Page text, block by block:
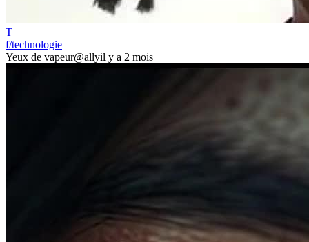
T
f/technologie
Yeux de vapeur@allyil y a 2 mois